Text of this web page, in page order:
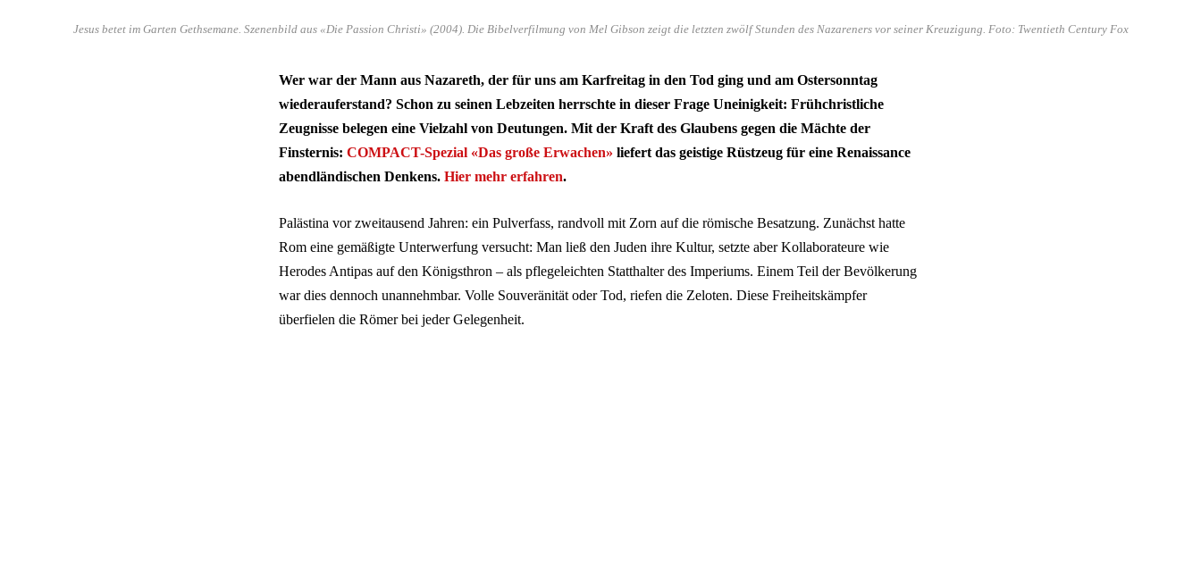
Jesus betet im Garten Gethsemane. Szenenbild aus «Die Passion Christi» (2004). Die Bibelverfilmung von Mel Gibson zeigt die letzten zwölf Stunden des Nazareners vor seiner Kreuzigung. Foto: Twentieth Century Fox
Wer war der Mann aus Nazareth, der für uns am Karfreitag in den Tod ging und am Ostersonntag
wiederauferstand? Schon zu seinen Lebzeiten herrschte in dieser Frage Uneinigkeit: Frühchristliche
Zeugnisse belegen eine Vielzahl von Deutungen. Mit der Kraft des Glaubens gegen die Mächte der
Finsternis: COMPACT-Spezial «Das große Erwachen» liefert das geistige Rüstzeug für eine Renaissance
abendländischen Denkens. Hier mehr erfahren.
Palästina vor zweitausend Jahren: ein Pulverfass, randvoll mit Zorn auf die römische Besatzung. Zunächst hatte
Rom eine gemäßigte Unterwerfung versucht: Man ließ den Juden ihre Kultur, setzte aber Kollaborateure wie
Herodes Antipas auf den Königsthron – als pflegeleichten Statthalter des Imperiums. Einem Teil der Bevölkerung
war dies dennoch unannehmbar. Volle Souveränität oder Tod, riefen die Zeloten. Diese Freiheitskämpfer
überfielen die Römer bei jeder Gelegenheit.